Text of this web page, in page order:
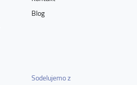
Blog
Sodelujemo z